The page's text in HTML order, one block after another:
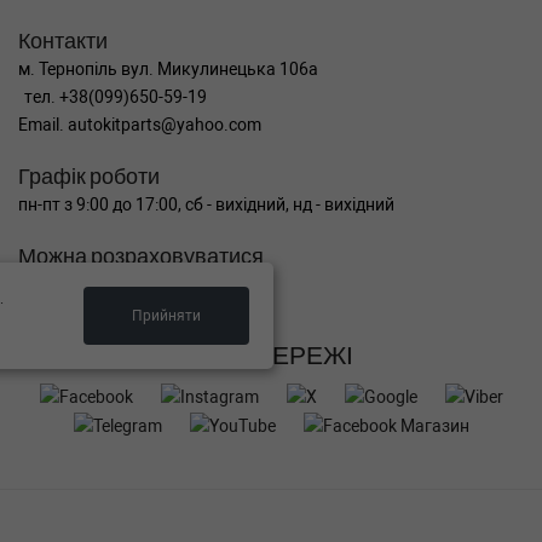
Контакти
м. Тернопіль вул. Микулинецька 106а
тел. +38(099)650-59-19
Email. autokitparts@yahoo.com
Графік роботи
пн-пт з 9:00 до 17:00, сб - вихідний, нд - вихідний
Можна розраховуватися
СОЦ МЕРЕЖІ
Прийняти